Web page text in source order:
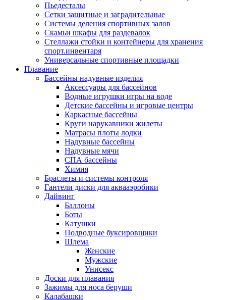
Пьедесталы
Сетки защитные и заградительные
Системы деления спортивных залов
Скамьи шкафы для раздевалок
Стеллажи стойки и контейнеры для хранения
спорт.инвентаря
Универсальные спортивные площадки
Плавание
Бассейны надувные изделия
Аксессуары для бассейнов
Водные игрушки игры на воде
Детские бассейны и игровые центры
Каркасные бассейны
Круги нарукавники жилеты
Матрасы плоты лодки
Надувные бассейны
Надувные мячи
СПА бассейны
Химия
Браслеты и системы контроля
Гантели диски для аквааэробики
Дайвинг
Баллоны
Боты
Катушки
Подводные буксировщики
Шлема
Женские
Мужские
Унисекс
Доски для плавания
Зажимы для носа беруши
Калабашки